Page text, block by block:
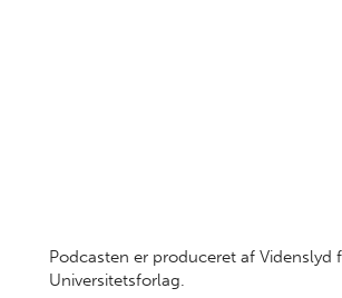
Podcasten er produceret af Videnslyd
Universitetsforlag.